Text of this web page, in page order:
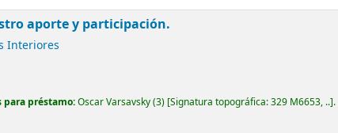
aporte y participación.
Interiores
para préstamo:Oscar Varsavsky(3) Signatura topográfica:329 M6653, .. .